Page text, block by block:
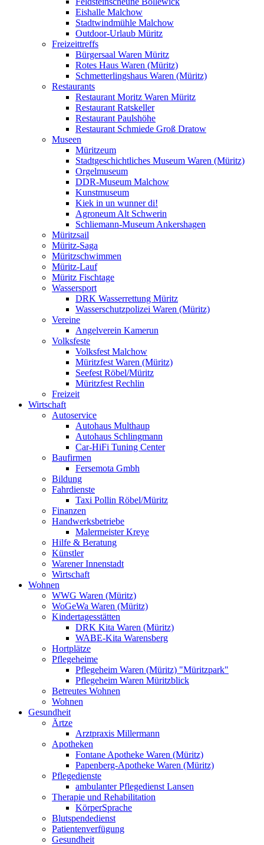
Eishalle Malchow
Stadtwindmühle Malchow
Outdoor-Urlaub Müritz
Freizeittreffs
Bürgersaal Waren Müritz
Rotes Haus Waren (Müritz)
Schmetterlingshaus Waren (Müritz)
Restaurants
Restaurant Moritz Waren Müritz
Restaurant Ratskeller
Restaurant Paulshöhe
Restaurant Schmiede Groß Dratow
Museen
Müritzeum
Stadtgeschichtliches Museum Waren (Müritz)
Orgelmuseum
DDR-Museum Malchow
Kunstmuseum
Kiek in un wunner di!
Agroneum Alt Schwerin
Schliemann-Museum Ankershagen
Müritzsail
Müritz-Saga
Müritzschwimmen
Müritz-Lauf
Müritz Fischtage
Wassersport
DRK Wasserrettung Müritz
Wasserschutzpolizei Waren (Müritz)
Vereine
Angelverein Kamerun
Volksfeste
Volksfest Malchow
Müritzfest Waren (Müritz)
Seefest Röbel/Müritz
Müritzfest Rechlin
Freizeit
Wirtschaft
Autoservice
Autohaus Multhaup
Autohaus Schlingmann
Car-HiFi Tuning Center
Baufirmen
Fersemota Gmbh
Bildung
Fahrdienste
Taxi Pollin Röbel/Müritz
Finanzen
Handwerksbetriebe
Malermeister Kreye
Hilfe & Beratung
Künstler
Warener Innenstadt
Wirtschaft
Wohnen
WWG Waren (Müritz)
WoGeWa Waren (Müritz)
Kindertagesstätten
DRK Kita Waren (Müritz)
WABE-Kita Warensberg
Hortplätze
Pflegeheime
Pflegeheim Waren (Müritz) "Müritzpark"
Pflegeheim Waren Müritzblick
Betreutes Wohnen
Wohnen
Gesundheit
Ärtze
Arztpraxis Millermann
Apotheken
Fontane Apotheke Waren (Müritz)
Papenberg-Apotheke Waren (Müritz)
Pflegedienste
ambulanter Pflegedienst Lansen
Therapie und Rehabilitation
KörperSprache
Blutspendedienst
Patientenverfügung
Gesundheit